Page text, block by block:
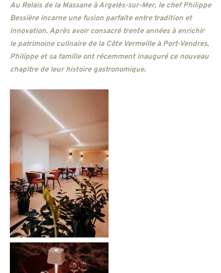
Au Relais de la Massane à Argelès-sur-Mer, le chef Philippe
Bessière incarne une fusion parfaite entre tradition et
innovation. Après avoir consacré trente années à enrichir
le patrimoine culinaire de la Côte Vermeille à Port-Vendres,
Philippe et sa famille ont récemment inauguré ce nouveau
chapitre de leur histoire gastronomique.